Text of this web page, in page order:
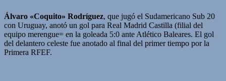
Álvaro «Coquito» Rodríguez, que jugó el Sudamericano Sub 20
con Uruguay, anotó un gol para Real Madrid Castilla (filial del
equipo merengue= en la goleada 5:0 ante Atlético Baleares. El gol
del delantero celeste fue anotado al final del primer tiempo por la
Primera RFEF.